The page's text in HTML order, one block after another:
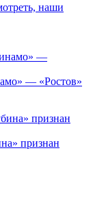
наши
— «Ростов»
признан